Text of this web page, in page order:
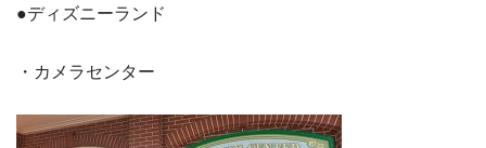
●ディズニーランド
・カメラセンター